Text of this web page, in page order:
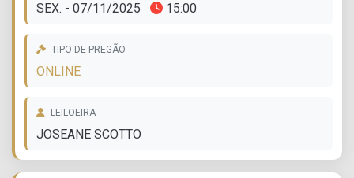
SEX. - 07/11/2025 15:00
TIPO DE PREGÃO
ONLINE
LEILOEIRA
JOSEANE SCOTTO